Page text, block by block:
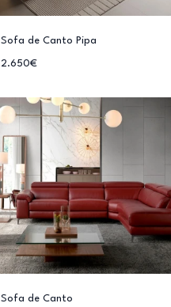
Sofa de Canto Pipa
2.650€
Sofa de Canto